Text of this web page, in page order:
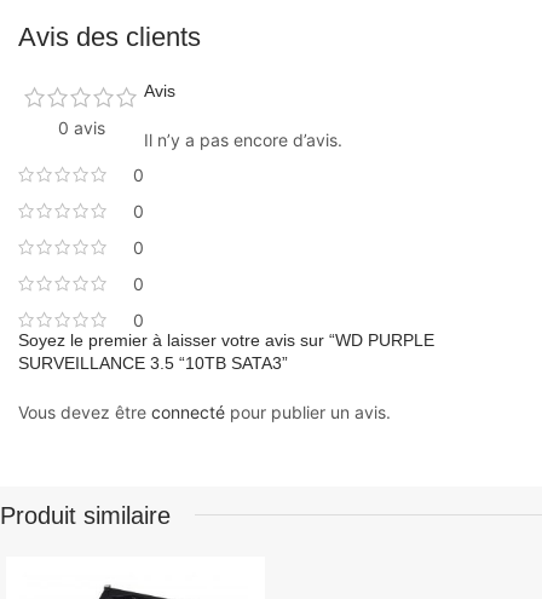
Avis des clients
0 avis
0
0
0
0
0
Avis
Il n’y a pas encore d’avis.
Soyez le premier à laisser votre avis sur “WD PURPLE
SURVEILLANCE 3.5 “10TB SATA3”
Vous devez être connecté pour publier un avis.
Produit similaire